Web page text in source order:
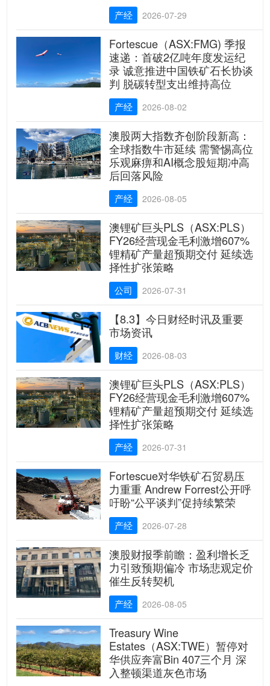
产经 2026-07-29
Fortescue（ASX:FMG) 季报
速递：首破2亿吨年度发运纪
录 诚意推进中国铁矿石长协谈
判 脱碳转型支出维持高位
产经 2026-08-02
澳股两大指数齐创阶段新高：
全球指数牛市延续 需警惕高位
乐观麻痹和AI概念股短期冲高
后回落风险
产经 2026-08-05
澳锂矿巨头PLS（ASX:PLS）
FY26经营现金毛利激增607%
锂精矿产量超预期交付 延续选
择性扩张策略
公司 2026-07-31
【8.3】今日财经时讯及重要
市场资讯
财经 2026-08-03
澳锂矿巨头PLS（ASX:PLS）
FY26经营现金毛利激增607%
锂精矿产量超预期交付 延续选
择性扩张策略
产经 2026-07-31
Fortescue对华铁矿石贸易压
力重重 Andrew Forrest公开呼
吁盼“公平谈判”促持续繁荣
产经 2026-07-28
澳股财报季前瞻：盈利增长乏
力引致预期偏冷 市场悲观定价
催生反转契机
产经 2026-08-05
Treasury Wine
Estates（ASX:TWE）暂停对
华供应奔富Bin 407三个月 深
入整顿渠道灰色市场